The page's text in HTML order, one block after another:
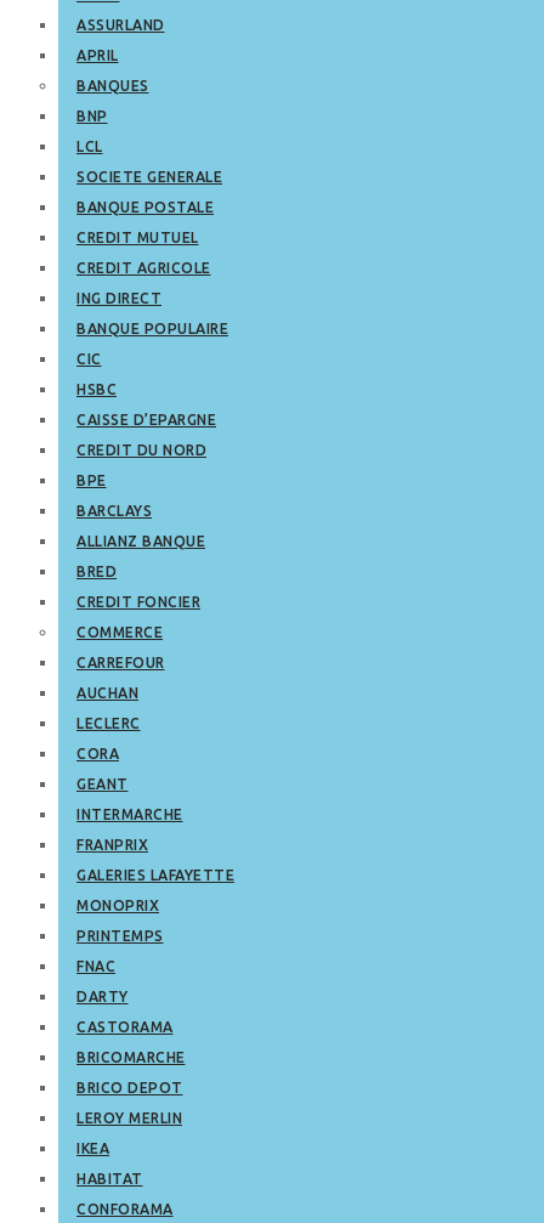
ASSURLAND
APRIL
BANQUES
BNP
LCL
SOCIETE GENERALE
BANQUE POSTALE
CREDIT MUTUEL
CREDIT AGRICOLE
ING DIRECT
BANQUE POPULAIRE
CIC
HSBC
CAISSE D’EPARGNE
CREDIT DU NORD
BPE
BARCLAYS
ALLIANZ BANQUE
BRED
CREDIT FONCIER
COMMERCE
CARREFOUR
AUCHAN
LECLERC
CORA
GEANT
INTERMARCHE
FRANPRIX
GALERIES LAFAYETTE
MONOPRIX
PRINTEMPS
FNAC
DARTY
CASTORAMA
BRICOMARCHE
BRICO DEPOT
LEROY MERLIN
IKEA
HABITAT
CONFORAMA